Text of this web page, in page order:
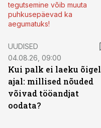
tegutsemine võib muuta
puhkusepäevad ka
aegumatuks!
UUDISED
04.08.26, 09:00
Kui palk ei laeku õigel
ajal: millised nõuded
võivad tööandjat
oodata?